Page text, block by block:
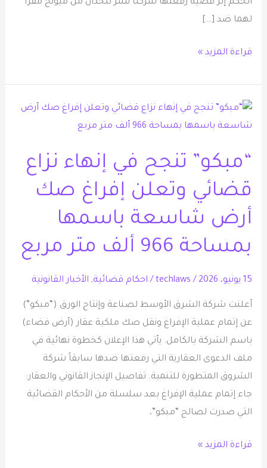
الحكم إثر قضية رفعتها شركتا نشر تتخذان من ميونخ مقرا
لهما ضد […]
قراءة المزيد »
“مبكو” تنجح في إنهاء نزاع
قضائي وتعلن إفراغ صك
أرض شاسعة باسمها
بمساحة 966 ألف متر مربع
15 يونيو، 2026 /
techlaws
/ احكام قضائية, الأخبار القانونية
أعلنت شركة الشرق الأوسط لصناعة وإنتاج الورق (“مبكو”)
عن إتمام عملية الإفراغ ونقل صك ملكية عقار (أرض فضاء)
باسم الشركة بالكامل. يأتي هذا الإعلان كخطوة نهائية في
ملف الدعوى العقارية التي رفعتها ضدها سابقاً شركة
الشروق المتطورة للتنمية. تفاصيل الإنجاز القانوني والعقار:
جاء إتمام عملية الإفراغ بعد سلسلة من الأحكام القضائية
التي صدرت لصالح “مبكو”،
“مبكو”
تنجح
إنهاء
نزاع
قضائي
وتعلن
صك
شاسعة
باسمها
بمساحة
966
ألف
متر
مربع
قراءة المزيد »